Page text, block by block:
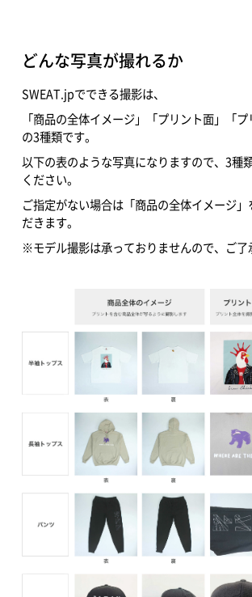
どんな写真が撮れるか
SWEAT.jpでできる撮影は、
「商品の全体イメージ」「プリント面」「プ
の3種類です。
以下の表のような写真になりますので、3種
ください。
ご指定がない場合は「商品の全体イメージ」
だきます。
※モデル撮影は承っておりませんので、ご了